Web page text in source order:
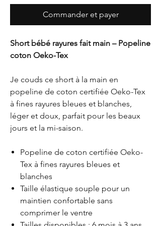
Commander et payer
Short bébé rayures fait main – Popeline
coton Oeko-Tex
Je couds ce short à la main en
popeline de coton certifiée Oeko-Tex
à fines rayures bleues et blanches,
léger et doux, parfait pour les beaux
jours et la mi-saison.
Popeline de coton certifiée Oeko-
Tex à fines rayures bleues et
blanches
Taille élastique souple pour un
maintien confortable sans
comprimer le ventre